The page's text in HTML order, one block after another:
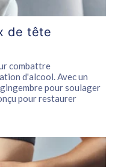
de tête
combattre
d'alcool. Avec un
pour soulager
pour restaurer